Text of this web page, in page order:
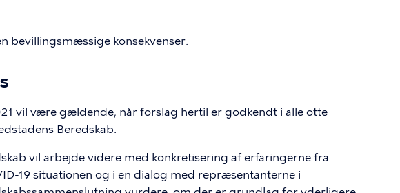
bevillingsmæssige konsekvenser.
vil være gældende, når forslag hertil er godkendt i alle otte
Beredskab.
vil arbejde videre med konkretisering af erfaringerne fra
19 situationen og i en dialog med repræsentanterne i